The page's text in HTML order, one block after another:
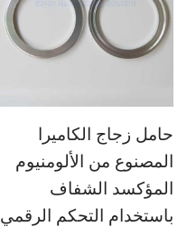
حامل زجاج الكاميرا
المصنوع من الألومنيوم
المؤكسد الشفاف
باستخدام التحكم الرقمي